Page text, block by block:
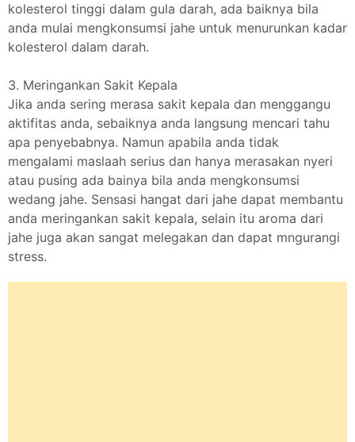
kolesterol tinggi dalam gula darah, ada baiknya bila
anda mulai mengkonsumsi jahe untuk menurunkan kadar
kolesterol dalam darah.
3. Meringankan Sakit Kepala
Jika anda sering merasa sakit kepala dan menggangu
aktifitas anda, sebaiknya anda langsung mencari tahu
apa penyebabnya. Namun apabila anda tidak
mengalami maslaah serius dan hanya merasakan nyeri
atau pusing ada bainya bila anda mengkonsumsi
wedang jahe. Sensasi hangat dari jahe dapat membantu
anda meringankan sakit kepala, selain itu aroma dari
jahe juga akan sangat melegakan dan dapat mngurangi
stress.